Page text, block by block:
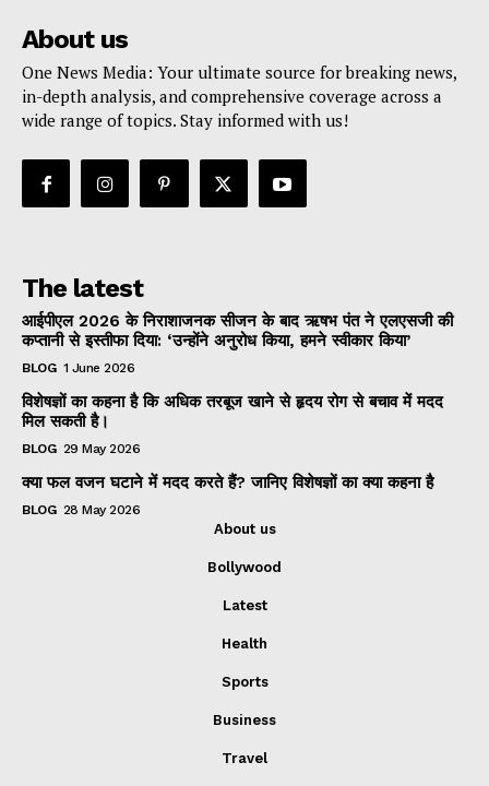
About us
One News Media: Your ultimate source for breaking news,
in-depth analysis, and comprehensive coverage across a
wide range of topics. Stay informed with us!
The latest
आईपीएल 2026 के निराशाजनक सीजन के बाद ऋषभ पंत ने एलएसजी की
कप्तानी से इस्तीफा दिया: ‘उन्होंने अनुरोध किया, हमने स्वीकार किया’
BLOG 1 June 2026
विशेषज्ञों का कहना है कि अधिक तरबूज खाने से हृदय रोग से बचाव में मदद
मिल सकती है।
BLOG 29 May 2026
क्या फल वजन घटाने में मदद करते हैं? जानिए विशेषज्ञों का क्या कहना है
BLOG 28 May 2026
About us
Bollywood
Latest
Health
Sports
Business
Travel